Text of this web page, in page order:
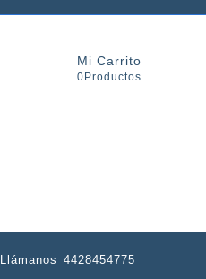
Mi Carrito
0Productos
Llámanos 4428454775